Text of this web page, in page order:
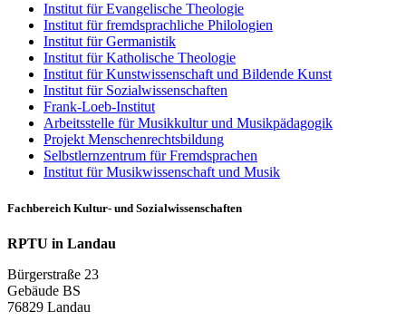
Institut für Evangelische Theologie
Institut für fremdsprachliche Philologien
Institut für Germanistik
Institut für Katholische Theologie
Institut für Kunstwissenschaft und Bildende Kunst
Institut für Sozialwissenschaften
Frank-Loeb-Institut
Arbeitsstelle für Musikkultur und Musikpädagogik
Projekt Menschenrechtsbildung
Selbstlernzentrum für Fremdsprachen
Institut für Musikwissenschaft und Musik
Fachbereich Kultur- und Sozialwissenschaften
RPTU in Landau
Bürgerstraße 23
Gebäude BS
76829 Landau